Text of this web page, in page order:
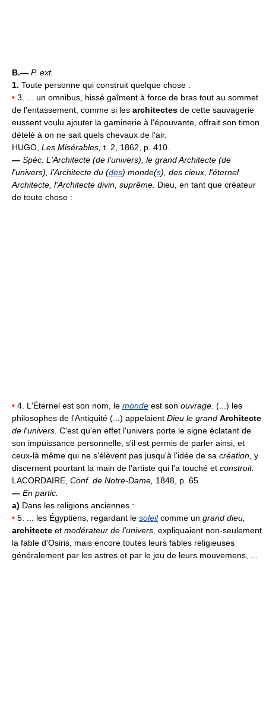
B.— P. ext.
1. Toute personne qui construit quelque chose :
• 3. ... un omnibus, hissé gaîment à force de bras tout au sommet
de l'entassement, comme si les architectes de cette sauvagerie
eussent voulu ajouter la gaminerie à l'épouvante, offrait son timon
dételé à on ne sait quels chevaux de l'air.
HUGO, Les Misérables, t. 2, 1862, p. 410.
— Spéc. L'Architecte (de l'univers), le grand Architecte (de
l'univers), l'Architecte du (des) monde(s), des cieux, l'éternel
Architecte, l'Architecte divin, suprême. Dieu, en tant que créateur
de toute chose :
• 4. L'Éternel est son nom, le monde est son ouvrage. (...) les
philosophes de l'Antiquité (...) appelaient Dieu le grand Architecte
de l'univers. C'est qu'en effet l'univers porte le signe éclatant de
son impuissance personnelle, s'il est permis de parler ainsi, et
ceux-là même qui ne s'élèvent pas jusqu'à l'idée de sa création, y
discernent pourtant la main de l'artiste qui l'a touché et construit.
LACORDAIRE, Conf. de Notre-Dame, 1848, p. 65.
— En partic.
a) Dans les religions anciennes :
• 5. ... les Égyptiens, regardant le soleilcomme un grand dieu,
architecte et modérateur de l'univers, expliquaient non-seulement
la fable d'Osiris, mais encore toutes leurs fables religieuses
généralement par les astres et par le jeu de leurs mouvemens, ...